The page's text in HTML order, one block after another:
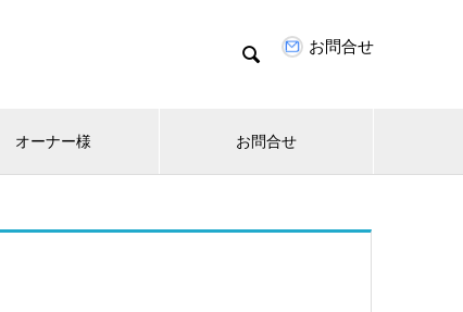
 お問合せ
オーナー様 お問合せ